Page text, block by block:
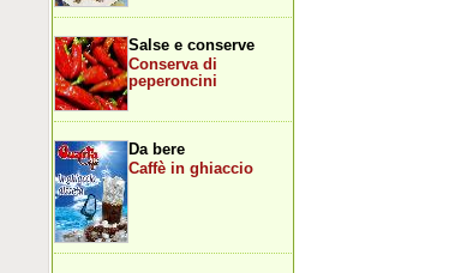
Salse e conserve
Conserva di
peperoncini
Da bere
Caffè in ghiaccio